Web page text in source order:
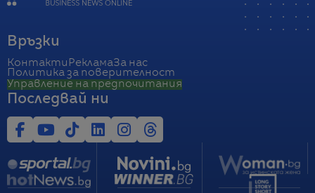
Връзки
Контакти РекламаЗа нас
Политика за поверителност
Управление на предпочитания
Последвай ни